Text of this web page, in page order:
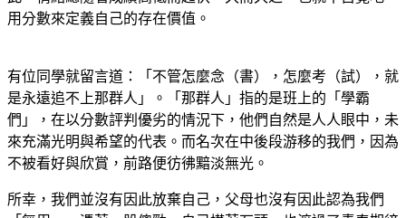
用分數來定義自己的存在價值。
有位同學就留言道：「不管怎麼念（書），怎麼考（試），就
是永遠追不上那群人」。「那群人」指的是班上的「學霸
們」，在以分數評判優劣的情況下，他們自然是人人眼中，未
來充滿光明與希望的代表。而名次在中後段游移的我們，因為
不被看好與欣賞，前路便彷彿黯淡無光。
所幸，我們並沒有因此放棄自己，父母也沒有因此認為我們